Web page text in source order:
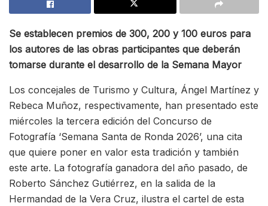
Se establecen premios de 300, 200 y 100 euros para
los autores de las obras participantes que deberán
tomarse durante el desarrollo de la Semana Mayor
Los concejales de Turismo y Cultura, Ángel Martínez y
Rebeca Muñoz, respectivamente, han presentado este
miércoles la tercera edición del Concurso de
Fotografía ‘Semana Santa de Ronda 2026’, una cita
que quiere poner en valor esta tradición y también
este arte. La fotografía ganadora del año pasado, de
Roberto Sánchez Gutiérrez, en la salida de la
Hermandad de la Vera Cruz, ilustra el cartel de esta